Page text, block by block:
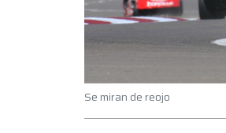
Se miran de reojo